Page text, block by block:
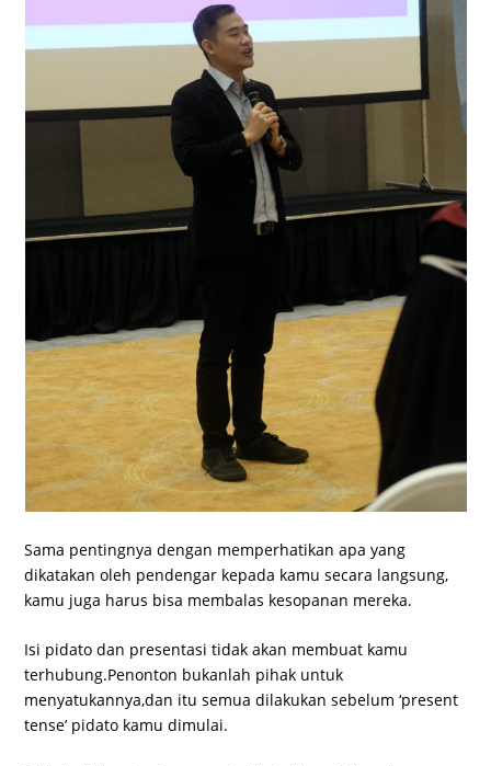
Sama pentingnya dengan memperhatikan apa yang
dikatakan oleh pendengar kepada kamu secara langsung,
kamu juga harus bisa membalas kesopanan mereka.
Isi pidato dan presentasi tidak akan membuat kamu
terhubung.Penonton bukanlah pihak untuk
menyatukannya,dan itu semua dilakukan sebelum ‘present
tense’ pidato kamu dimulai.